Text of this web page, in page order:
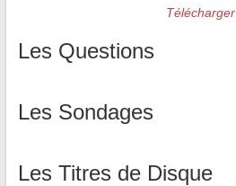
Télécharger
Les Questions
Les Sondages
Les Titres de Disque